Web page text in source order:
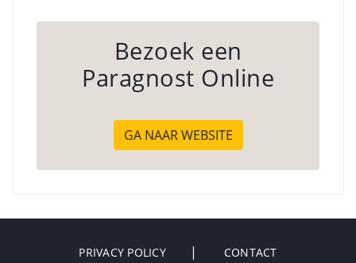
Bezoek een
Paragnost Online
GA NAAR WEBSITE
PRIVACY POLICY CONTACT